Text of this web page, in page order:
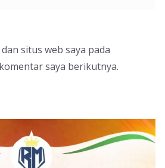
situs web saya pada
saya berikutnya.